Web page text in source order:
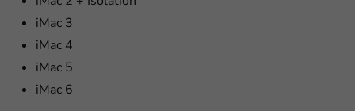
iMac 3
iMac 4
iMac 5
iMac 6